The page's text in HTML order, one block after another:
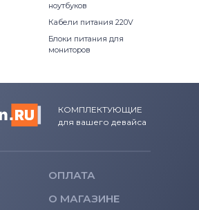
ноутбуков
Кабели питания 220V
Блоки питания для
мониторов
КОМПЛЕКТУЮЩИЕ
для вашего девайса
ОПЛАТА
О МАГАЗИНЕ